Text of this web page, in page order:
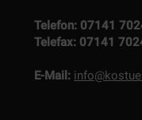
Telefon: 07141
Telefax: 07141
E-Mail: